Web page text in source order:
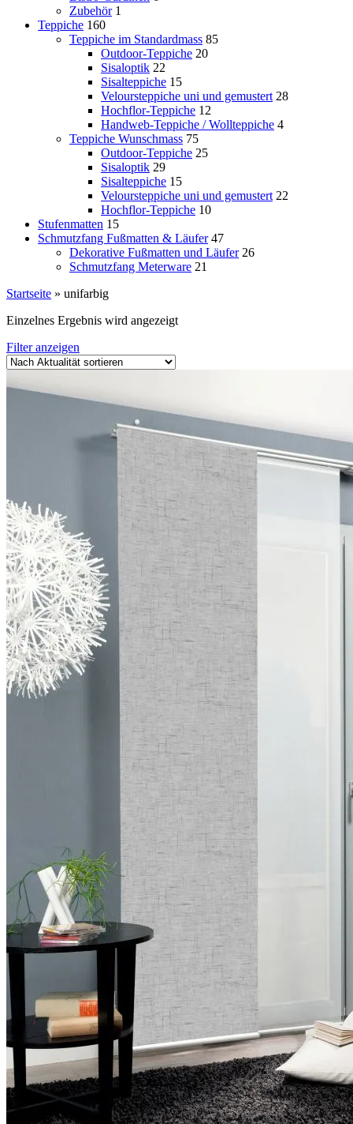
Zubehör 1
Teppiche 160
Teppiche im Standardmass 85
Outdoor-Teppiche 20
Sisaloptik 22
Sisalteppiche 15
Veloursteppiche uni und gemustert 28
Hochflor-Teppiche 12
Handweb-Teppiche / Wollteppiche 4
Teppiche Wunschmass 75
Outdoor-Teppiche 25
Sisaloptik 29
Sisalteppiche 15
Veloursteppiche uni und gemustert 22
Hochflor-Teppiche 10
Stufenmatten 15
Schmutzfang Fußmatten & Läufer 47
Dekorative Fußmatten und Läufer 26
Schmutzfang Meterware 21
Startseite » unifarbig
Einzelnes Ergebnis wird angezeigt
Filter anzeigen